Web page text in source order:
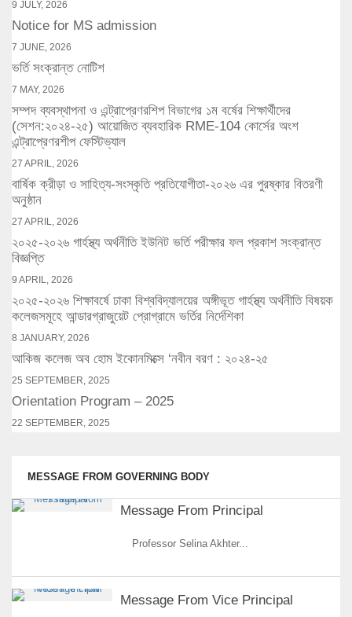
9 JULY, 2026
Notice for MS admission
7 JUNE, 2026
ভর্তি সংক্রান্ত নোটিশ
7 MAY, 2026
সম্পদ ব্যবস্থাপনা ও এন্ট্রাপ্রেণরশিপ বিভাগের ১ম বর্ষের শিক্ষার্থীদের
(সেশন:২০২৪-২৫) আয়োজিত ব্যবহারিক RME-104 কোর্সের অংশ
এন্ট্রাপ্রেণরশীপ ফেস্টিভ্যাল
27 APRIL, 2026
বার্ষিক ক্রীড়া ও সাহিত্য-সংস্কৃতি প্রতিযোগীতা-২০২৬ এর পুরষ্কার বিতরণী
অনুষ্ঠান
27 APRIL, 2026
২০২৫-২০২৬ গার্হস্থ্য অর্থনীতি ইউনিট ভর্তি পরীক্ষার ফল প্রকাশ সংক্রান্ত
বিজ্ঞপ্তি
9 APRIL, 2026
২০২৫-২০২৬ শিক্ষাবর্ষে ঢাকা বিশ্ববিদ্যালয়ের অঙ্গীভূত গার্হস্থ্য অর্থনীতি বিষয়ক
কলেজসমূহে আন্ডারগ্রাজুয়েট প্রোগ্রামে ভর্তির নির্দেশিকা
8 JANUARY, 2026
আকিজ কলেজ অব হোম ইকোনমিক্সে ‘নবীন বরণ : ২০২৪-২৫
25 SEPTEMBER, 2025
Orientation Program – 2025
22 SEPTEMBER, 2025
MESSAGE FROM GOVERNING BODY
Message From Principal
Professor Selina Akhter...
Message From Vice Principal